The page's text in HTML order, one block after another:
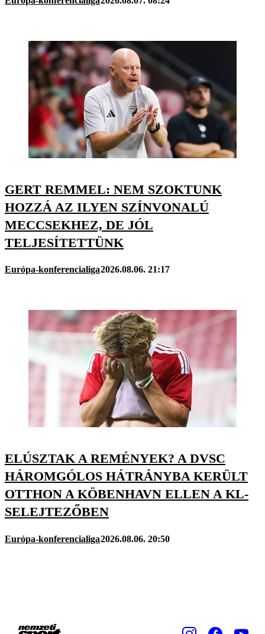
GERT REMMEL: NEM SZOKTUNK
HOZZÁ AZ ILYEN SZÍNVONALÚ
MECCSEKHEZ, DE JÓL
TELJESÍTETTÜNK
Európa-konferencialiga2026.08.06. 21:17
ELÚSZTAK A REMÉNYEK? A DVSC
HÁROMGÓLOS HÁTRÁNYBA KERÜLT
OTTHON A KÖBENHAVN ELLEN A KL-
SELEJTEZŐBEN
Európa-konferencialiga2026.08.06. 20:50